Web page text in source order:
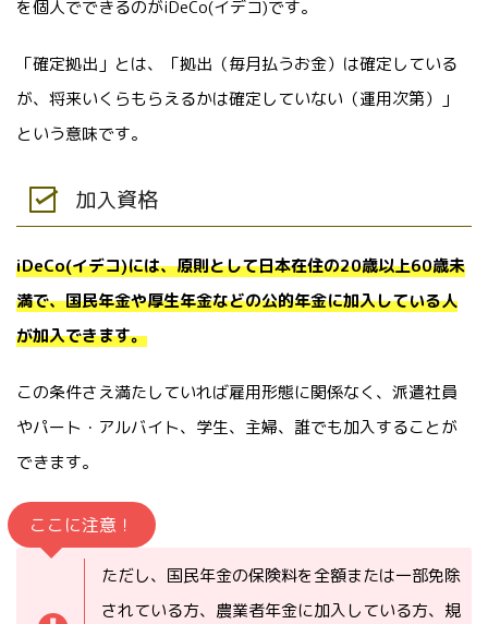
を個人でできるのがiDeCo(イデコ)です。
「確定拠出」とは、「拠出（毎月払うお金）は確定している
が、将来いくらもらえるかは確定していない（運用次第）」
という意味です。
加入資格
iDeCo(イデコ)には、原則として日本在住の20歳以上60歳未
満で、国民年金や厚生年金などの公的年金に加入している人
が加入できます。
この条件さえ満たしていれば雇用形態に関係なく、派遣社員
やパート・アルバイト、学生、主婦、誰でも加入することが
できます。
ここに注意！
ただし、国民年金の保険料を全額または一部免除
されている方、農業者年金に加入している方、規